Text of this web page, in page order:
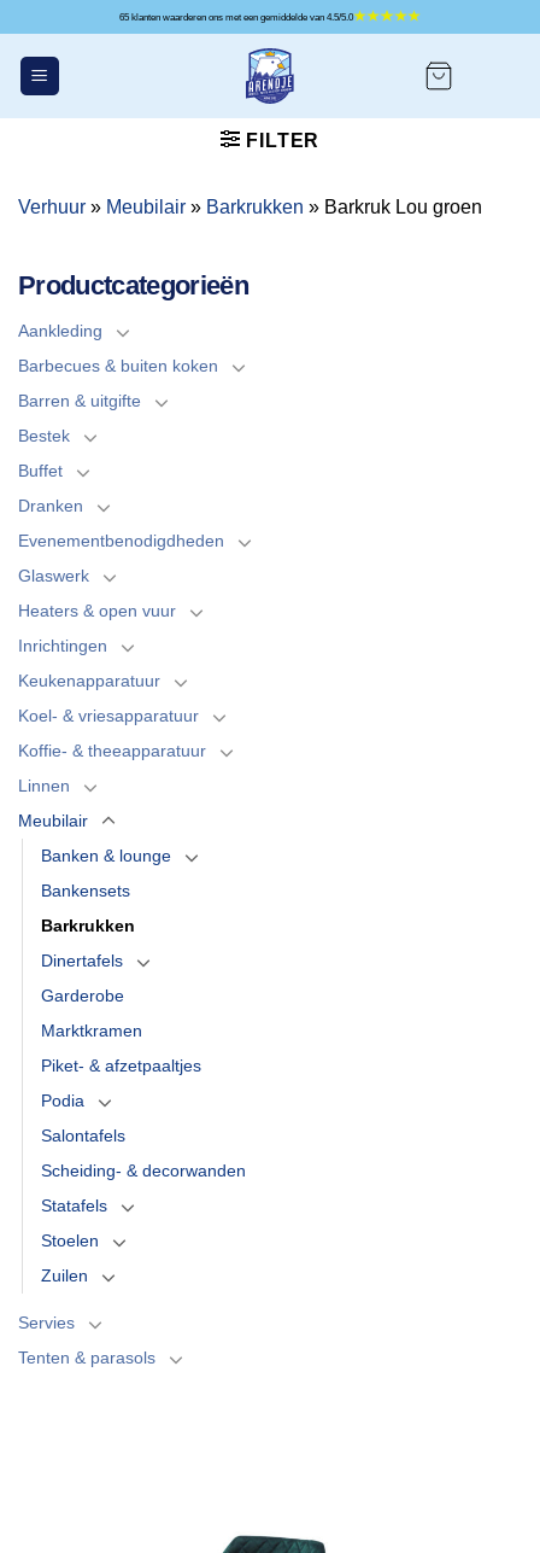
inhoud
65 klanten waarderen ons met een gemiddelde van 4.5/5.0
FILTER
Verhuur » Meubilair » Barkrukken » Barkruk Lou groen
Productcategorieën
Aankleding
Barbecues & buiten koken
Barren & uitgifte
Bestek
Buffet
Dranken
Evenementbenodigdheden
Glaswerk
Heaters & open vuur
Inrichtingen
Keukenapparatuur
Koel- & vriesapparatuur
Koffie- & theeapparatuur
Linnen
Meubilair
Banken & lounge
Bankensets
Barkrukken
Dinertafels
Garderobe
Marktkramen
Piket- & afzetpaaltjes
Podia
Salontafels
Scheiding- & decorwanden
Statafels
Stoelen
Zuilen
Servies
Tenten & parasols